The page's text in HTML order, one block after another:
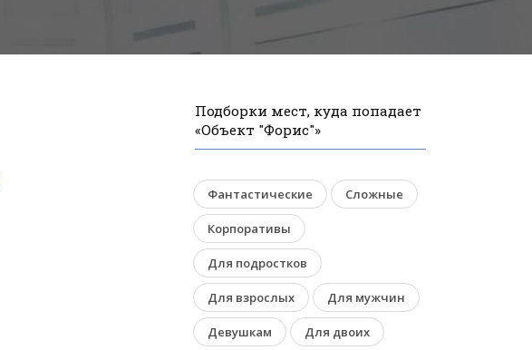
Подборки мест, куда попадает
«Объект "Форис"»
Фантастические Сложные
Корпоративы
Для подростков
Для взрослых Для мужчин
Девушкам Для двоих